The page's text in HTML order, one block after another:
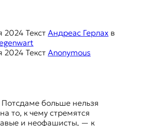
2024 Текст Андреас Герлахв
2024 Текст Anonymous
Потсдамебольше нельзя
то, к чему стремятся
и неофашисты, — к